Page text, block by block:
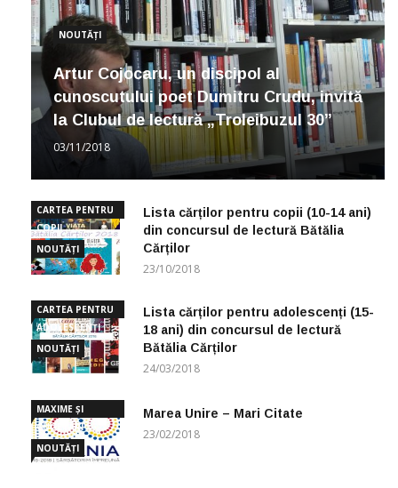
NOUTĂȚI
Artur Cojocaru, un discipol al
cunoscutului poet Dumitru Crudu, invită
la Clubul de lectură „Troleibuzul 30”
03/11/2018
CARTEA PENTRU
COPII
NOUTĂȚI
Lista cărților pentru copii (10-14 ani)
din concursul de lectură Bătălia
Cărților
23/10/2018
CARTEA PENTRU
ADOLESCENȚI
NOUTĂȚI
Lista cărților pentru adolescenți (15-
18 ani) din concursul de lectură
Bătălia Cărților
24/03/2018
MAXIME ȘI
CUGETĂRI
NOUTĂȚI
Marea Unire – Mari Citate
23/02/2018